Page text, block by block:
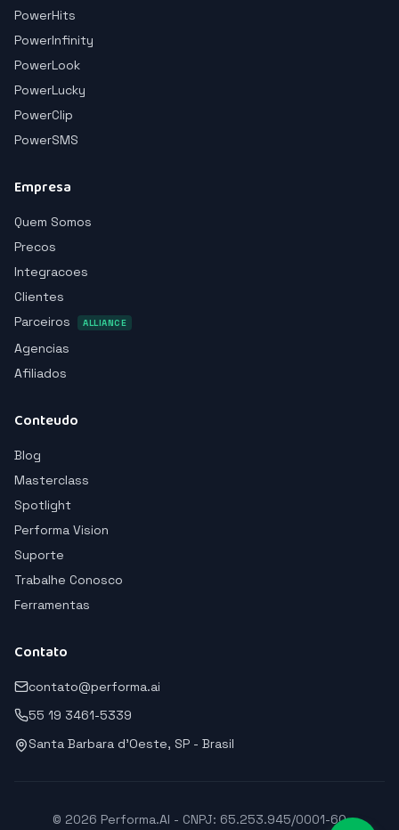
PowerHits
PowerInfinity
PowerLook
PowerLucky
PowerClip
PowerSMS
Empresa
Quem Somos
Precos
Integracoes
Clientes
Parceiros
ALLIANCE
Agencias
Afiliados
Conteudo
Blog
Masterclass
Spotlight
Performa Vision
Suporte
Trabalhe Conosco
Ferramentas
Contato
contato@performa.ai
55 19 3461-5339
Santa Barbara d'Oeste, SP - Brasil
© 2026 Performa.AI - CNPJ: 65.253.945/0001-60